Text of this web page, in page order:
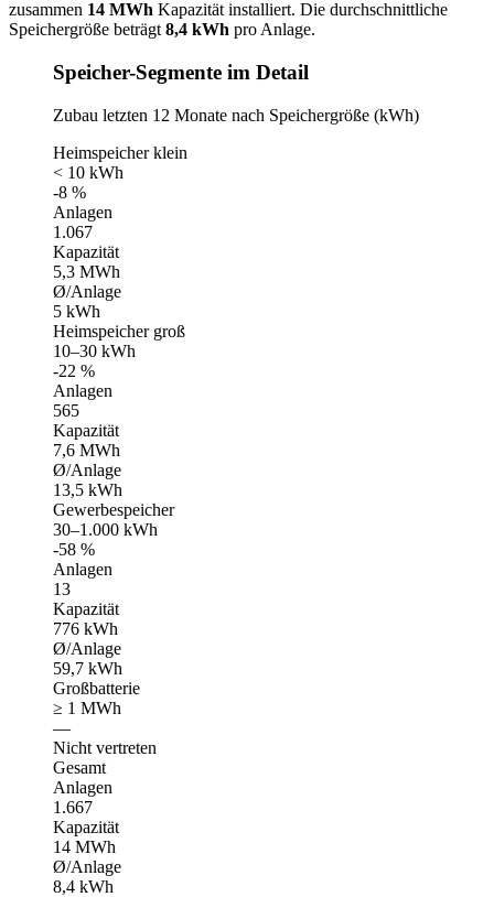
zusammen 14 MWh Kapazität installiert. Die durchschnittliche
Speichergröße beträgt 8,4 kWh pro Anlage.
Speicher-Segmente im Detail
Zubau letzten 12 Monate nach Speichergröße (kWh)
Heimspeicher klein
< 10 kWh
-8 %
Anlagen
1.067
Kapazität
5,3 MWh
Ø/Anlage
5 kWh
Heimspeicher groß
10–30 kWh
-22 %
Anlagen
565
Kapazität
7,6 MWh
Ø/Anlage
13,5 kWh
Gewerbespeicher
30–1.000 kWh
-58 %
Anlagen
13
Kapazität
776 kWh
Ø/Anlage
59,7 kWh
Großbatterie
≥ 1 MWh
—
Nicht vertreten
Gesamt
Anlagen
1.667
Kapazität
14 MWh
Ø/Anlage
8,4 kWh